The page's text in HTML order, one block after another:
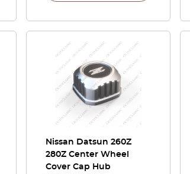
Nissan Datsun 260Z
280Z Center Wheel
Cover Cap Hub